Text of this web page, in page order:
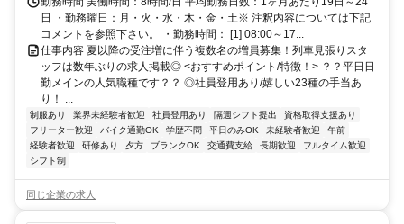
日 ・勤務曜日：月・火・水・木・金・土※ 注釈内容については下記
コメントを参照下さい。 ・勤務時間： [1] 08:00～17...
仕事内容 夏以降の受注増に伴う複数名の増員募集！列車見張りスタ
ッフは数年ぶりの求人掲載◎ <おすすめポイント/特徴！> ？？平日日
勤メインの人気職種です？？ ◎社員登用あり/嬉しい23種の手当あ
り！ ...
制服あり 業界未経験者歓迎 社員登用あり 隔週シフト提出
資格取得支援あり
フリーター歓迎
バイク通勤OK 学歴不問 平日のみOK 未経験者歓迎
午前
経験者歓迎
研修あり 夕方 ブランクOK 交通費支給 長期歓迎
フルタイム歓迎
シフト制
同じ企業の求人